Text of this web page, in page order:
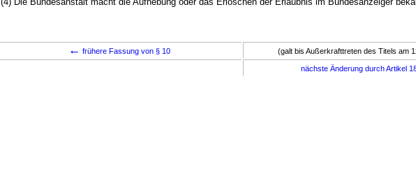
(4) Die Bundesanstalt macht die Aufhebung oder das Erlöschen der Erlaubnis im Bundesanzeiger
← frühere Fassung von § 10 (galt bis Außerkrafttreten des Titels am
nächste Änderung durch Artikel